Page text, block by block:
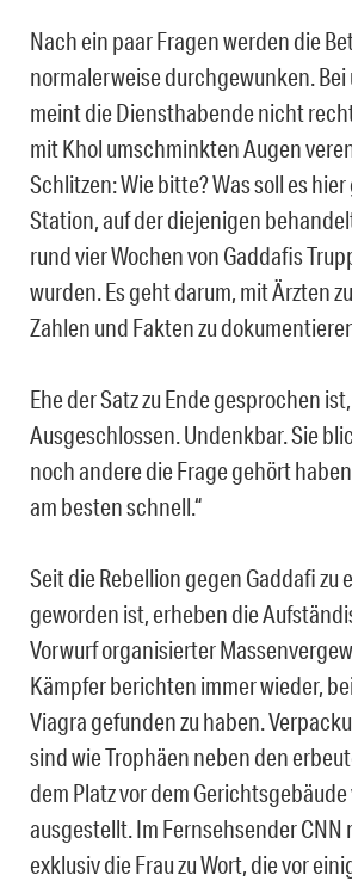
Nach ein paar Fragen werden die
normalerweise durchgewunken.
meint die Diensthabende nicht
mit Khol umschminkten Augen
Schlitzen: Wie bitte? Was soll es hier
Station, auf der diejenigen
rund vier Wochen von Gaddafis
wurden. Es geht darum, mit Ärzten
Zahlen und Fakten zu
Ehe der Satz zu Ende gesprochen
Ausgeschlossen. Undenkbar. Sie
noch andere die Frage gehört
am besten schnell.“
Seit die Rebellion gegen Gaddafi zu
geworden ist, erheben die
Vorwurf organisierter
Kämpfer berichten immer wieder,
Viagra gefunden zu haben.
sind wie Trophäen neben den
dem Platz vor dem
ausgestellt. Im Fernsehsender CNN
exklusiv die Frau zu Wort, die vor